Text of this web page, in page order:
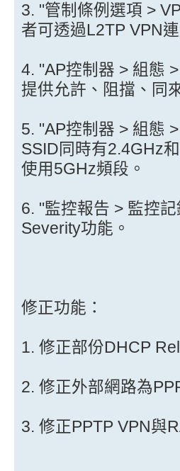
3. "管制條例選項 >
者可透過L2TP VPN
4. "AP控制器 > 組態
提供允許、阻擋、同
5. "AP控制器 > 組態
SSID同時有2.4GHz
使用5GHz頻段。
6. "監控報告 > 監控
Severity功能。
修正功能：
1. 修正部份DHCP
2. 修正外部網路為
3. 修正PPTP VPN與